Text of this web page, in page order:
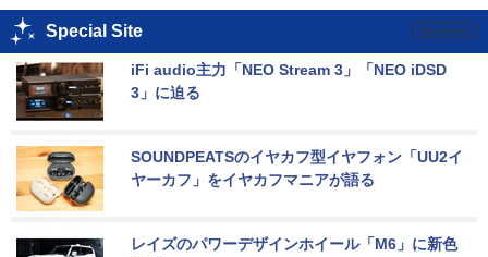
Special Site
iFi audio主力「NEO Stream 3」「NEO iDSD
3」に迫る
SOUNDPEATSのイヤカフ型イヤフォン「UU2イ
ヤーカフ」をイヤカフマニアが語る
レイズのパワーデザインホイール「M6」に新色